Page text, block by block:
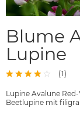
Blume
Lupine
(1)
Lupine Avalune
Beetlupine mit